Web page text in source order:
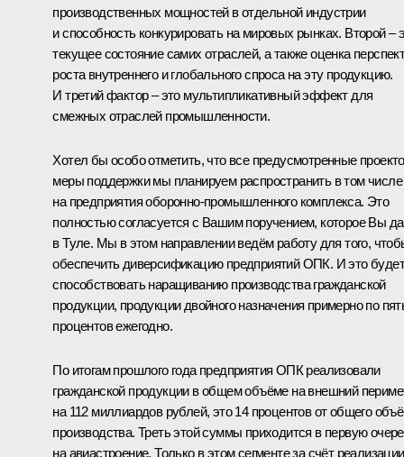
производственных мощностей в отдельной индустрии
и способность конкурировать на мировых рынках. Второй –
текущее состояние самих отраслей, а также оценка
роста внутреннего и глобального спроса на эту продукцию.
И третий фактор – это мультипликативный эффект для
смежных отраслей промышленности.
Хотел бы особо отметить, что все предусмотренные
меры поддержки мы планируем распространить в том числе
на предприятия оборонно-промышленного комплекса. Это
полностью согласуется с Вашим поручением, которое Вы
в Туле. Мы в этом направлении ведём работу для того,
обеспечить диверсификацию предприятий ОПК. И это будет
способствовать наращиванию производства гражданской
продукции, продукции двойного назначения примерно по
процентов ежегодно.
По итогам прошлого года предприятия ОПК реализовали
гражданской продукции в общем объёме на внешний
на 112 миллиардов рублей, это 14 процентов от общего
производства. Треть этой суммы приходится в первую
на авиастроение. Только в этом сегменте за счёт реализации